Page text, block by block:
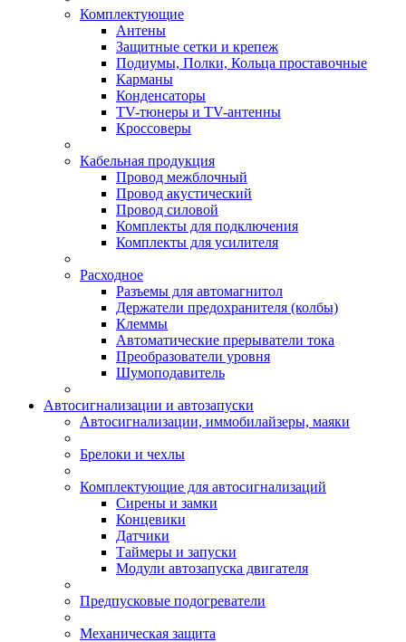
Комплектующие
Антены
Защитные сетки и крепеж
Подиумы, Полки, Кольца проставочные
Карманы
Конденсаторы
TV-тюнеры и TV-антенны
Кроссоверы
Кабельная продукция
Провод межблочный
Провод акустический
Провод силовой
Комплекты для подключения
Комплекты для усилителя
Расходное
Разъемы для автомагнитол
Держатели предохранителя (колбы)
Клеммы
Автоматические прерыватели тока
Преобразователи уровня
Шумоподавитель
Автосигнализации и автозапуски
Автосигнализации, иммобилайзеры, маяки
Брелоки и чехлы
Комплектующие для автосигнализаций
Сирены и замки
Концевики
Датчики
Таймеры и запуски
Модули автозапуска двигателя
Предпусковые подогреватели
Механическая защита